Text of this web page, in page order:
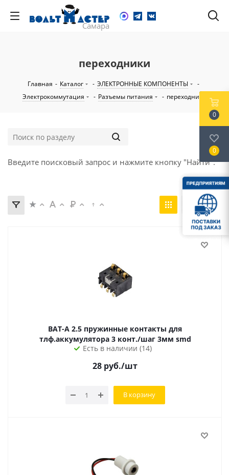
переходники
Главная - Каталог - ЭЛЕКТРОННЫЕ КОМПОНЕНТЫ
-
Электрокоммутация
- Разъемы питания - переходники
Введите поисковый запрос и нажмите кнопку "Найти".
BAT-A 2.5 пружинные контакты для
тлф.аккумулятора 3 конт./шаг 3мм smd
Есть в наличии (14)
28 руб./шт
В корзину
0
0